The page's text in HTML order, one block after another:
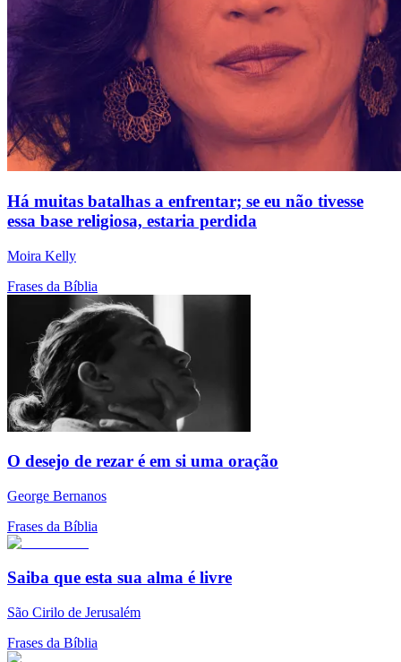
Há muitas batalhas a enfrentar; se eu não tivesse
essa base religiosa, estaria perdida
Moira Kelly
Frases da Bíblia
O desejo de rezar é em si uma oração
George Bernanos
Frases da Bíblia
Saiba que esta sua alma é livre
São Cirilo de Jerusalém
Frases da Bíblia